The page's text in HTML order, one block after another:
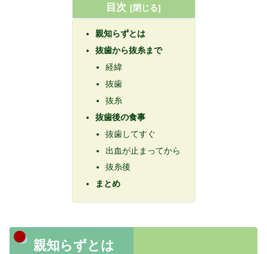
目次
親知らずとは
抜歯から抜糸まで
経緯
抜歯
抜糸
抜歯後の食事
抜歯してすぐ
出血が止まってから
抜糸後
まとめ
親知らずとは